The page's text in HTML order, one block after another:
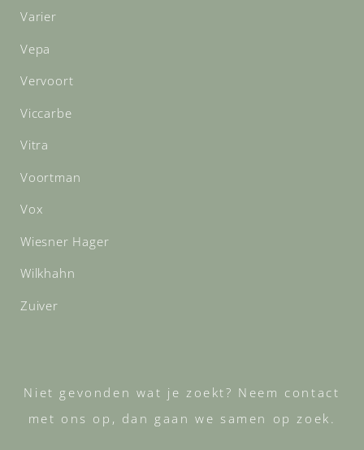
Varier
Vepa
Vervoort
Viccarbe
Vitra
Voortman
Vox
Wiesner Hager
Wilkhahn
Zuiver
Niet gevonden wat je zoekt? Neem contact
met ons op, dan gaan we samen op zoek.